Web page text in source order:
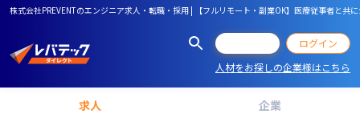
株式会社PREVENTのエンジニア求人・転職・採用 | 【フルリモート・副業OK】医療従事者と
ログイン
人材をお探しの企業様はこちら
求人 企業